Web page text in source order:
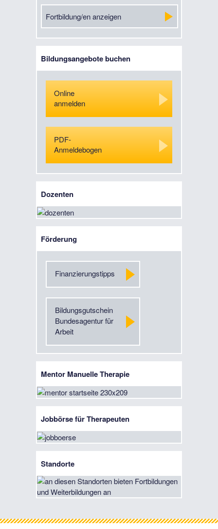
Fortbildung/en anzeigen
Bildungsangebote buchen
Online
anmelden
PDF-
Anmeldebogen
Dozenten
Förderung
Finanzierungstipps
Bildungsgutschein
Bundesagentur für
Arbeit
Mentor Manuelle Therapie
Jobbörse für Therapeuten
Standorte